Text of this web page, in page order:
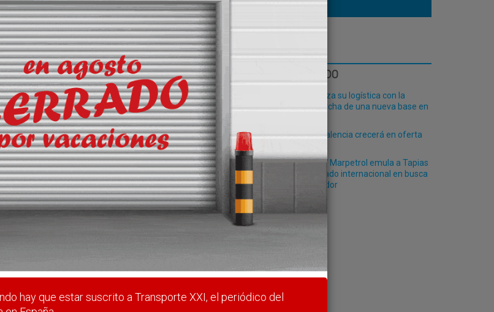
PAÍS VASCO ESPAÑA INTERNACIONAL
de la segunda terminal de contenedores, que
a Transporte XXI, el periódico del transporte y
Nombre de usuario (elija un nombre)*
LO MÁS LEÍDO
Fribasa refuerza su logística con la
puesta en marcha de una nueva base en
El Puerto de Valencia crecerá en oferta
La naviera WW Marpetrol emula a Tapias
y sale al mercado internacional en busca
de un comprador
hay que estar suscrito a Transporte XXI, el periódico del